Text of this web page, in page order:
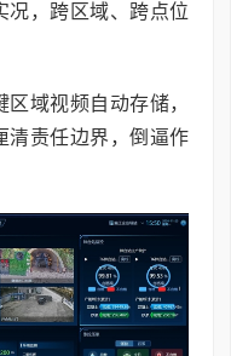
况，跨区域、跨点位
区域视频自动存储，
清责任边界，倒逼作